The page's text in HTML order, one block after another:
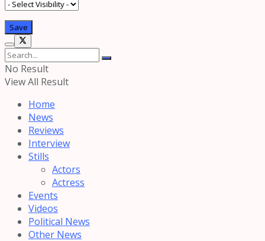
No Result
View All Result
Home
News
Reviews
Interview
Stills
Actors
Actress
Events
Videos
Political News
Other News